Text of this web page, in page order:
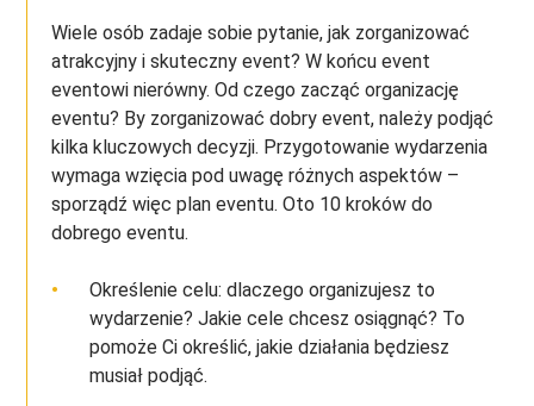
Wiele osób zadaje sobie pytanie, jak zorganizować
atrakcyjny i skuteczny event? W końcu event
eventowi nierówny. Od czego zacząć organizację
eventu? By zorganizować dobry event, należy podjąć
kilka kluczowych decyzji. Przygotowanie wydarzenia
wymaga wzięcia pod uwagę różnych aspektów –
sporządź więc plan eventu. Oto 10 kroków do
dobrego eventu.
Określenie celu: dlaczego organizujesz to
wydarzenie? Jakie cele chcesz osiągnąć? To
pomoże Ci określić, jakie działania będziesz
musiał podjąć.